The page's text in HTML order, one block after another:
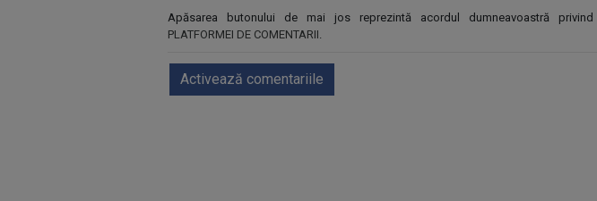
Apăsarea butonului de mai jos reprezintă acordul dumneavoastră privind
PLATFORMEI DE COMENTARII.
Activează comentariile